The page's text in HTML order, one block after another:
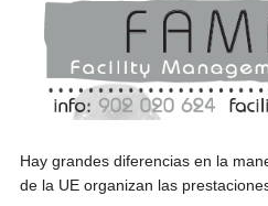
Hay grandes diferencias en la
de la UE organizan las